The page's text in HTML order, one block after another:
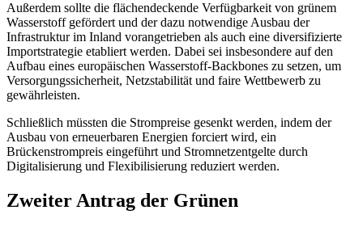
Außerdem sollte die flächendeckende Verfügbarkeit von grünem
Wasserstoff gefördert und der dazu notwendige Ausbau der
Infrastruktur im Inland vorangetrieben als auch eine diversifizierte
Importstrategie etabliert werden. Dabei sei insbesondere auf den
Aufbau eines europäischen Wasserstoff-Backbones zu setzen, um
Versorgungssicherheit, Netzstabilität und faire Wettbewerb zu
gewährleisten.
Schließlich müssten die Strompreise gesenkt werden, indem der
Ausbau von erneuerbaren Energien forciert wird, ein
Brückenstrompreis eingeführt und Stromnetzentgelte durch
Digitalisierung und Flexibilisierung reduziert werden.
Zweiter Antrag der Grünen